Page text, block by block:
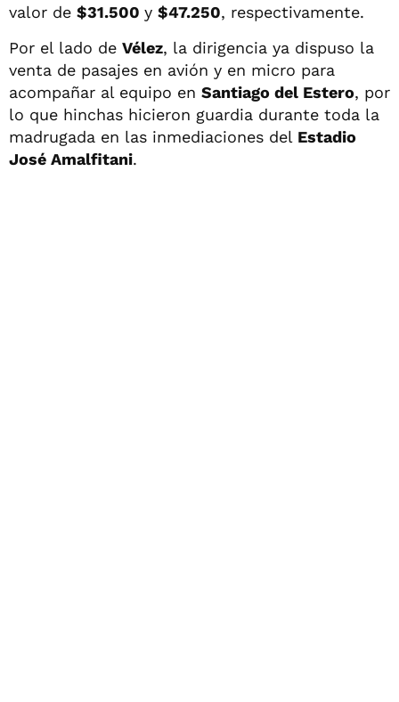
valor de $31.500 y $47.250, respectivamente.
Por el lado de Vélez, la dirigencia ya dispuso la
venta de pasajes en avión y en micro para
acompañar al equipo en Santiago del Estero, por
lo que hinchas hicieron guardia durante toda la
madrugada en las inmediaciones del Estadio
José Amalfitani.